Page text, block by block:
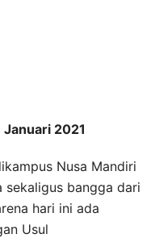
2021
Nusa Mandiri
bangga dari
hari ini ada
Usul